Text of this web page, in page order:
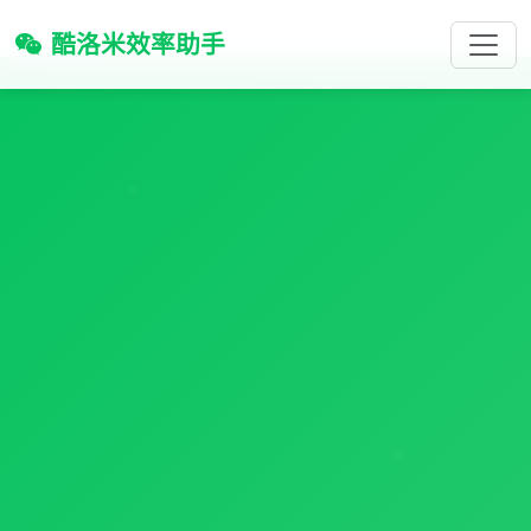
酷洛米效率助手